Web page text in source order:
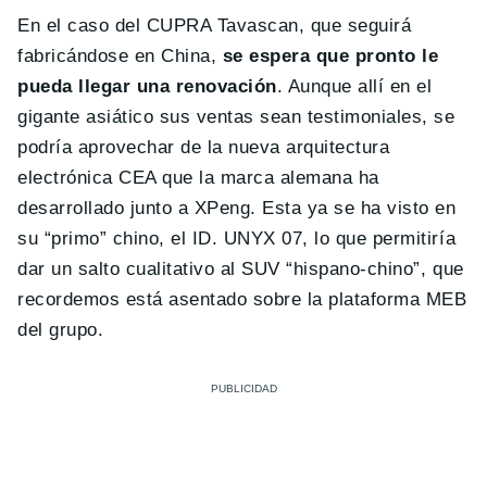
En el caso del CUPRA Tavascan, que seguirá
fabricándose en China, se espera que pronto le
pueda llegar una renovación. Aunque allí en el
gigante asiático sus ventas sean testimoniales, se
podría aprovechar de la nueva arquitectura
electrónica CEA que la marca alemana ha
desarrollado junto a XPeng. Esta ya se ha visto en
su “primo” chino, el ID. UNYX 07, lo que permitiría
dar un salto cualitativo al SUV “hispano-chino”, que
recordemos está asentado sobre la plataforma MEB
del grupo.